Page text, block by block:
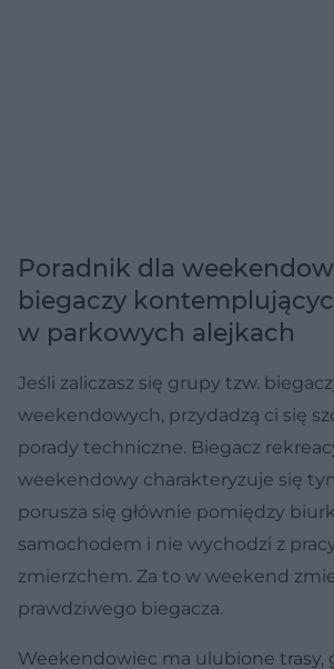
Poradnik dla
biegaczy
w parkowych alejkach
Jeśli zaliczasz się grupy tzw.
weekendowych, przydadzą ci się
porady techniczne. Biegacz
weekendowy charakteryzuje się
porusza się głównie pomiędzy
samochodem i nie wychodzi z
zmierzchem. Za to w weekend
prawdziwego biegacza.
Weekendowiec ma ulubione trasy,